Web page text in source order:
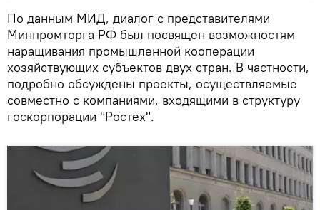
По данным МИД, диалог с представителями
Минпромторга РФ был посвящен возможностям
наращивания промышленной кооперации
хозяйствующих субъектов двух стран. В частности,
подробно обсуждены проекты, осуществляемые
совместно с компаниями, входящими в структуру
госкорпорации "Ростех".